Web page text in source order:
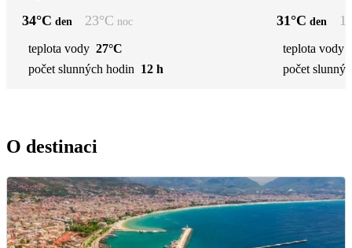
34°C den 23°C noc
teplota vody 27°C
počet slunných hodin 12 h
31°C den
teplota vody
počet
O destinaci